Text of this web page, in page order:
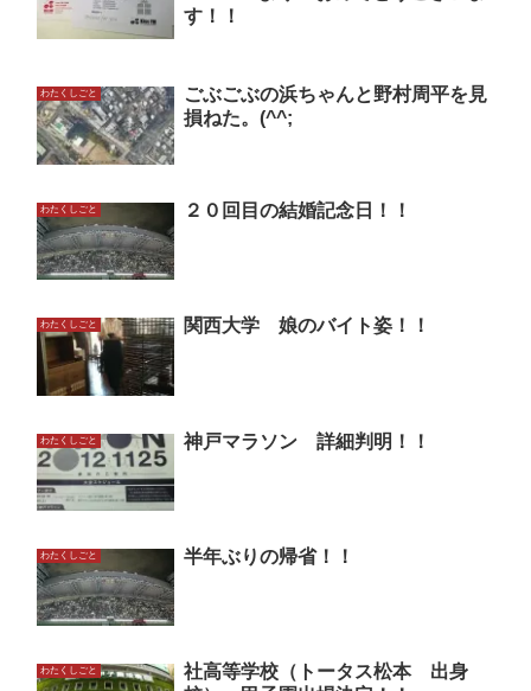
す！！
わたくしごと
ごぶごぶの浜ちゃんと野村周平を見
損ねた。(^^;
わたくしごと ２０回目の結婚記念日！！
わたくしごと 関西大学 娘のバイト姿！！
わたくしごと 神戸マラソン 詳細判明！！
わたくしごと 半年ぶりの帰省！！
わたくしごと
社高等学校（トータス松本 出身